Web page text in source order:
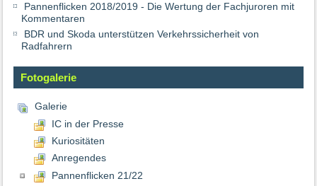
Pannenflicken 2018/2019 - Die Wertung der Fachjuroren mit
Kommentaren
BDR und Skoda unterstützen Verkehrssicherheit von
Radfahrern
Fotogalerie
Galerie
IC in der Presse
Kuriositäten
Anregendes
Pannenflicken 21/22